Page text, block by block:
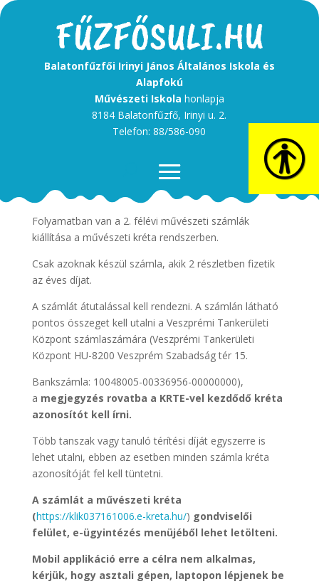
Balatonfűzfői Irinyi János Általános Iskola és
Alapfokú
Művészeti Iskola honlapja
8184 Balatonfűzfő, Irinyi u. 2.
Telefon: 88/586-090
Tisztelt Szülők!
Folyamatban van a 2. félévi művészeti számlák
kiállítása a művészeti kréta rendszerben.
Csak azoknak készül számla, akik 2 részletben fizetik
az éves díjat.
A számlát átutalással kell rendezni. A számlán látható
pontos összeget kell utalni a Veszprémi Tankerületi
Központ számlaszámára (Veszprémi Tankerületi
Központ HU-8200 Veszprém Szabadság tér 15.
Bankszámla: 10048005-00336956-00000000),
a megjegyzés rovatba a KRTE-vel kezdődő kréta
azonosítót kell írni.
Több tanszak vagy tanuló térítési díját egyszerre is
lehet utalni, ebben az esetben minden számla kréta
azonosítóját fel kell tüntetni.
A számlát a művészeti kréta
(https://klik037161006.e-kreta.hu/) gondviselői
felület, e-ügyintézés menüjéből lehet letölteni.
Mobil applikáció erre a célra nem alkalmas,
kérjük, hogy asztali gépen, laptopon lépjenek be